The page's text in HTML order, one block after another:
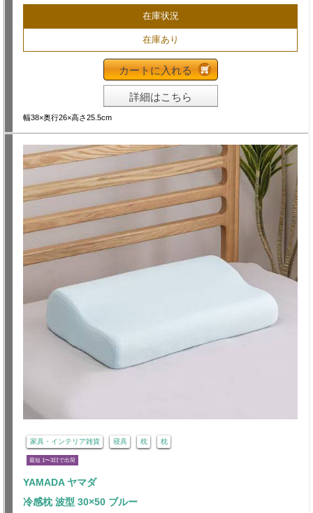
在庫状況
在庫あり
カートに入れる
詳細はこちら
幅38×奥行26×高さ25.5cm
家具・インテリア雑貨 寝具 枕 枕
最短 1〜3日で出荷
YAMADA ヤマダ
冷感枕 波型 30×50 ブルー